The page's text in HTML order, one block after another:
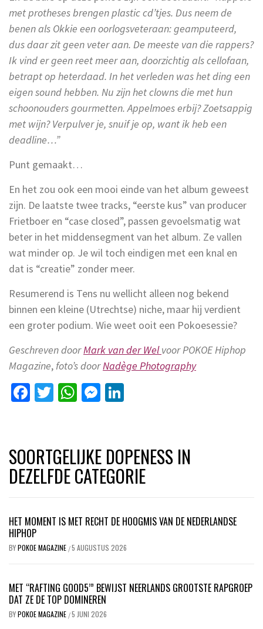
met protheses brengen plastic cd’tjes. Dus neem de
benen als Okkie een oorlogsveteraan: geamputeerd,
dus daar zit geen veter aan. De meeste van die rappers?
Ik vind er geen reet meer aan, doorzichtig als cellofaan,
betrapt op heterdaad. In het verleden was het ding een
eigen sound hebben. Nu zijn het clowns die met hun
schoonouders gourmetten. Appelmoes erbij? Zoetsappig
met wijn? Verpulver je, snuif je op, want ik heb een
deadline…”
Punt gemaakt…
En het zou ook een mooi einde van het album geweest
zijn. De laatste twee tracks, “eerste kus” van producer
Frietboer en “case closed”, passen gevoelsmatig wat
beter in het middensegment van het album. Ze vallen
wat minder op. Je wil toch eindigen met een knal en
dat is “creatie” zonder meer.
Resumerend is Tens nu wellicht alleen nog bekend
binnen een kleine (Utrechtse) niche, maar hij verdient
een groter podium. Wie weet ooit een Pokoesessie?
Geschreven doorMark van der Welvoor POKOE Hiphop
Magazine, foto’s doorNadège Photography
Facebook
Twitter
WhatsApp
Messenger
SOORTGELIJKE DOPENESS IN
DEZELFDE CATEGORIE
HET MOMENT IS MET RECHT DE HOOGMIS VAN DE NEDERLANDSE
HIPHOP
BYPOKOE MAGAZINE /5 AUGUSTUS 2026
MET “RAFTING GOOD5’” BEWIJST NEERLANDS GROOTSTE RAPGROEP
DAT ZE DE TOP DOMINEREN
BYPOKOE MAGAZINE /5 JUNI 2026